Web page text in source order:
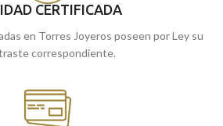
CERTIFICADA
en Torres Joyeros poseen por Ley su
correspondiente.